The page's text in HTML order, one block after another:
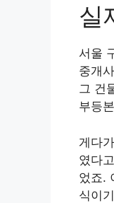
실
서울
중개
그 건
부등
게다
였다
었죠.
식이